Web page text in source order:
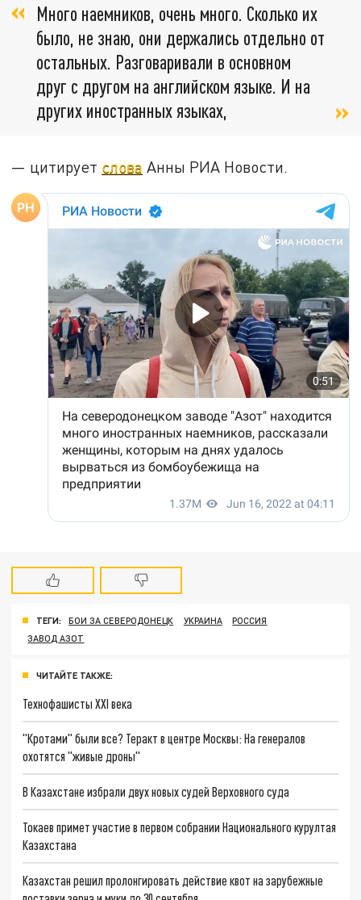
Много наемников, очень много. Сколько их
было, не знаю, они держались отдельно от
остальных. Разговаривали в основном
друг с другом на английском языке. И на
других иностранных языках,
— цитирует слова Анны РИА Новости.
ТЕГИ: БОИ ЗА СЕВЕРОДОНЕЦК УКРАИНА
РОССИЯ
ЗАВОД АЗОТ
ЧИТАЙТЕ ТАКЖЕ:
Технофашисты XXI века
"Кротами" были все? Теракт в центре Москвы: На генералов
охотятся "живые дроны"
В Казахстане избрали двух новых судей Верховного суда
Токаев примет участие в первом собрании Национального курултая
Казахстана
Казахстан решил пролонгировать действие квот на зарубежные